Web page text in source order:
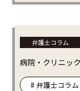
弁護士コラム
病院・クリニッ
# 弁護士コラム